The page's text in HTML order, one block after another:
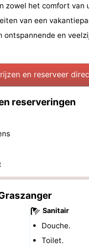
zowel het comfort van
van een
ontspannende en
en reserveer
reserveringen
Sanitair
Douche.
Toilet.